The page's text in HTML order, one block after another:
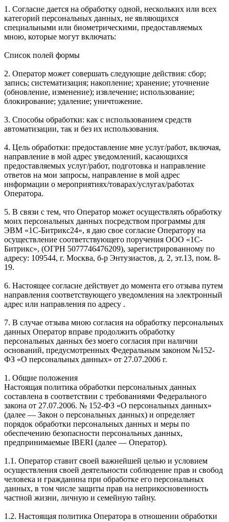
1. Согласие дается на обработку одной, нескольких или всех
категорий персональных данных, не являющихся
специальными или биометрическими, предоставляемых
мною, которые могут включать:
Список полей формы
2. Оператор может совершать следующие действия: сбор;
запись; систематизация; накопление; хранение; уточнение
(обновление, изменение); извлечение; использование;
блокирование; удаление; уничтожение.
3. Способы обработки: как с использованием средств
автоматизации, так и без их использования.
4. Цель обработки: предоставление мне услуг/работ, включая,
направление в мой адрес уведомлений, касающихся
предоставляемых услуг/работ, подготовка и направление
ответов на мои запросы, направление в мой адрес
информации о мероприятиях/товарах/услугах/работах
Оператора.
5. В связи с тем, что Оператор может осуществлять обработку
моих персональных данных посредством программы для
ЭВМ «1С-Битрикс24», я даю свое согласие Оператору на
осуществление соответствующего поручения ООО «1С-
Битрикс», (ОГРН 5077746476209), зарегистрированному по
адресу: 109544, г. Москва, б-р Энтузиастов, д. 2, эт.13, пом. 8-
19.
6. Настоящее согласие действует до момента его отзыва путем
направления соответствующего уведомления на электронный
адрес или направления по адресу .
7. В случае отзыва мною согласия на обработку персональных
данных Оператор вправе продолжить обработку
персональных данных без моего согласия при наличии
оснований, предусмотренных Федеральным законом №152-
ФЗ «О персональных данных» от 27.07.2006 г.
1. Общие положения
Настоящая политика обработки персональных данных
составлена в соответствии с требованиями Федерального
закона от 27.07.2006. № 152-ФЗ «О персональных данных»
(далее — Закон о персональных данных) и определяет
порядок обработки персональных данных и меры по
обеспечению безопасности персональных данных,
предпринимаемые IBERI (далее — Оператор).
1.1. Оператор ставит своей важнейшей целью и условием
осуществления своей деятельности соблюдение прав и свобод
человека и гражданина при обработке его персональных
данных, в том числе защиты прав на неприкосновенность
частной жизни, личную и семейную тайну.
1.2. Настоящая политика Оператора в отношении обработки